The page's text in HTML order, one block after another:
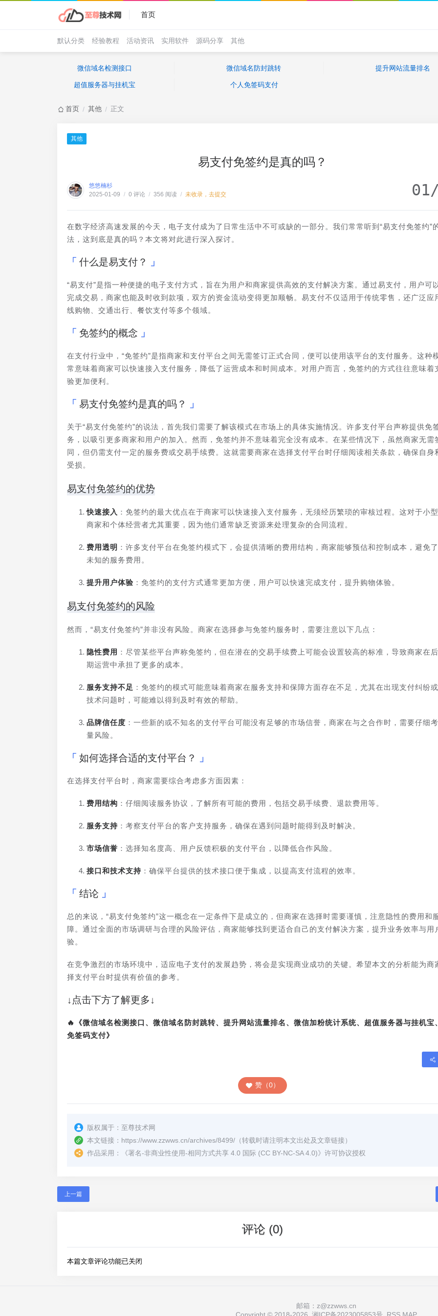
首页
默认分类 经验教程 活动资讯 实用软件 源码分享 其他
微信域名检测接口 微信域名防封跳转 提升网站流量排名
超值服务器与挂机宝 个人免签码支付
首页 / 其他 / 正文
其他
易支付免签约是真的吗？
悠悠楠杉
2025-01-09 / 0 评论 / 356 阅读 / 未收录，去提交
在数字经济高速发展的今天，电子支付成为了日常生活中不可或缺的一部分。我们常常听到“易支付免签约”
法，这到底是真的吗？本文将对此进行深入探讨。
什么是易支付？
“易支付”是指一种便捷的电子支付方式，旨在为用户和商家提供高效的支付解决方案。通过易支付，用户可
完成交易，商家也能及时收到款项，双方的资金流动变得更加顺畅。易支付不仅适用于传统零售，还广泛应
线购物、交通出行、餐饮支付等多个领域。
免签约的概念
在支付行业中，“免签约”是指商家和支付平台之间无需签订正式合同，便可以使用该平台的支付服务。这种
常意味着商家可以快速接入支付服务，降低了运营成本和时间成本。对用户而言，免签约的方式往往意味着
验更加便利。
易支付免签约是真的吗？
关于“易支付免签约”的说法，首先我们需要了解该模式在市场上的具体实施情况。许多支付平台声称提供免
务，以吸引更多商家和用户的加入。然而，免签约并不意味着完全没有成本。在某些情况下，虽然商家无需
同，但仍需支付一定的服务费或交易手续费。这就需要商家在选择支付平台时仔细阅读相关条款，确保自身
受损。
易支付免签约的优势
快速接入 ：免签约的最大优点在于商家可以快速接入支付服务，无须经历繁琐的审核过程。这对于小型
商家和个体经营者尤其重要，因为他们通常缺乏资源来处理复杂的合同流程。
费用透明 ：许多支付平台在免签约模式下，会提供清晰的费用结构，商家能够预估和控制成本，避免了
未知的服务费用。
提升用户体验 ：免签约的支付方式通常更加方便，用户可以快速完成支付，提升购物体验。
易支付免签约的风险
然而，“易支付免签约”并非没有风险。商家在选择参与免签约服务时，需要注意以下几点：
隐性费用 ：尽管某些平台声称免签约，但在潜在的交易手续费上可能会设置较高的标准，导致商家在后
期运营中承担了更多的成本。
服务支持不足 ：免签约的模式可能意味着商家在服务支持和保障方面存在不足，尤其在出现支付纠纷或
技术问题时，可能难以得到及时有效的帮助。
品牌信任度 ：一些新的或不知名的支付平台可能没有足够的市场信誉，商家在与之合作时，需要仔细考
量风险。
如何选择合适的支付平台？
在选择支付平台时，商家需要综合考虑多方面因素：
费用结构 ：仔细阅读服务协议，了解所有可能的费用，包括交易手续费、退款费用等。
服务支持 ：考察支付平台的客户支持服务，确保在遇到问题时能得到及时解决。
市场信誉 ：选择知名度高、用户反馈积极的支付平台，以降低合作风险。
接口和技术支持 ：确保平台提供的技术接口便于集成，以提高支付流程的效率。
结论
总的来说，“易支付免签约”这一概念在一定条件下是成立的，但商家在选择时需要谨慎，注意隐性的费用和
障。通过全面的市场调研与合理的风险评估，商家能够找到更适合自己的支付解决方案，提升业务效率与用
验。
在竞争激烈的市场环境中，适应电子支付的发展趋势，将会是实现商业成功的关键。希望本文的分析能为商
择支付平台时提供有价值的参考。
↓点击下方了解更多↓
🔥《微信域名检测接口、微信域名防封跳转、提升网站流量排名、微信加粉统计系统、超值服务器与挂机宝
免签码支付》
赞（0）
版权属于： 至尊技术网
本文链接： https://www.zzwws.cn/archives/8499/ （转载时请注明本文出处及文章链接）
作品采用：
《署名-非商业性使用-相同方式共享 4.0 国际 (CC BY-NC-SA 4.0)》许可协议授权
上一篇
评论 (0)
本篇文章评论功能已关闭
邮箱：z@zzwws.cn